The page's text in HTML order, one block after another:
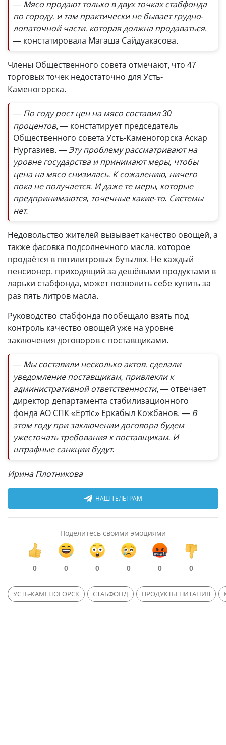
— Мясо продают только в двух точках стабфонда
по городу, и там практически не бывает грудно-
лопаточной части, которая должна продаваться,
— констатировала Магаша Сайдуакасова.
Члены Общественного совета отмечают, что 47
торговых точек недостаточно для Усть-
Каменогорска.
— По году рост цен на мясо составил 30
процентов, — констатирует председатель
Общественного совета Усть-Каменогорска Аскар
Нургазиев. — Эту проблему рассматривают на
уровне государства и принимают меры, чтобы
цена на мясо снизилась. К сожалению, ничего
пока не получается. И даже те меры, которые
предпринимаются, точечные какие-то. Системы
нет.
Недовольство жителей вызывает качество овощей, а
также фасовка подсолнечного масла, которое
продаётся в пятилитровых бутылях. Не каждый
пенсионер, приходящий за дешёвыми продуктами в
ларьки стабфонда, может позволить себе купить за
раз пять литров масла.
Руководство стабфонда пообещало взять под
контроль качество овощей уже на уровне
заключения договоров с поставщиками.
— Мы составили несколько актов, сделали
уведомление поставщикам, привлекли к
административной ответственности, — отвечает
директор департамента стабилизационного
фонда АО СПК «Ертіс» Еркабыл Кожбанов. — В
этом году при заключении договора будем
ужесточать требования к поставщикам. И
штрафные санкции будут.
Ирина Плотникова
НАШ ТЕЛЕГРАМ
Поделитесь своими эмоциями
0 0 0 0 0 0
УСТЬ-КАМЕНОГОРСК СТАБФОНД ПРОДУКТЫ ПИТАНИЯ